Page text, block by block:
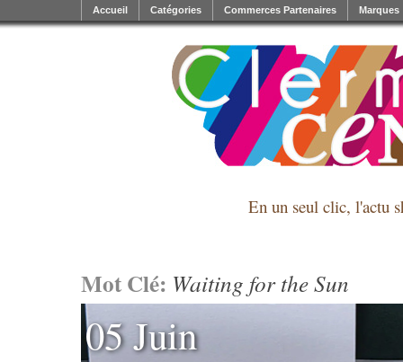
En un seul clic, l'actu
Accueil Catégories Commerces Partenaires Marques
Mot Clé: Waiting for the Sun
05 Juin